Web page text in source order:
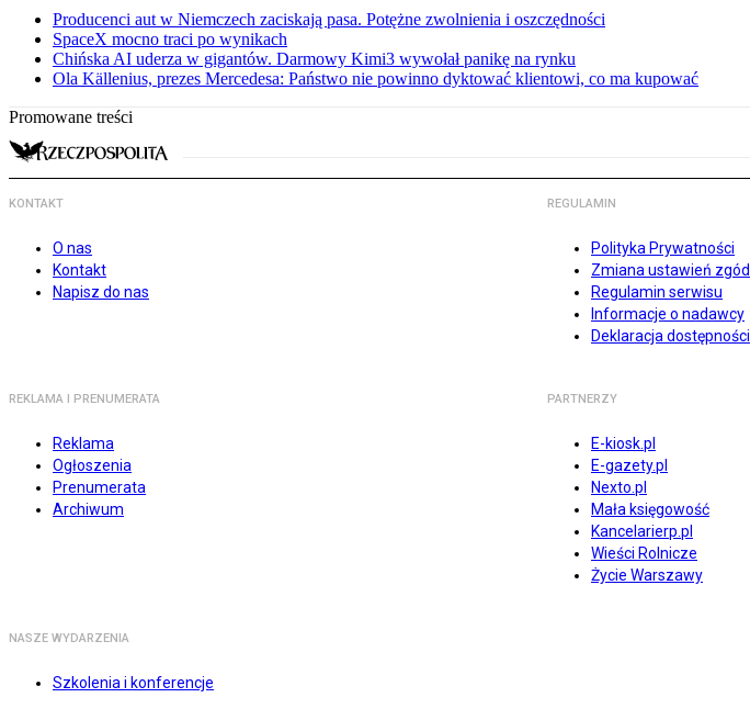
Producenci aut w Niemczech zaciskają pasa. Potężne zwolnienia i oszczędności
SpaceX mocno traci po wynikach
Chińska AI uderza w gigantów. Darmowy Kimi3 wywołał panikę na rynku
Ola Källenius, prezes Mercedesa: Państwo nie powinno dyktować klientowi, co ma kupować
Promowane treści
KONTAKT
O nas
Kontakt
Napisz do nas
REGULAMIN
Polityka Prywatności
Zmiana ustawień zgód
Regulamin serwisu
Informacje o nadawcy
Deklaracja dostępności
REKLAMA I PRENUMERATA
Reklama
Ogłoszenia
Prenumerata
Archiwum
PARTNERZY
E-kiosk.pl
E-gazety.pl
Nexto.pl
Mała księgowość
Kancelarierp.pl
Wieści Rolnicze
Życie Warszawy
NASZE WYDARZENIA
Szkolenia i konferencje